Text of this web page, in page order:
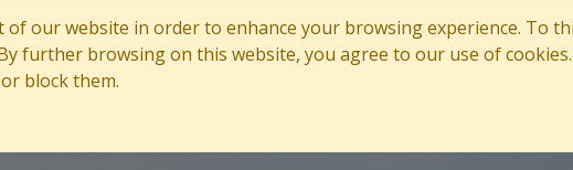
our website in order to enhance your browsing experience. To
further browsing on this website, you agree to our use of
block them.
Home Sites Careers Values Products &